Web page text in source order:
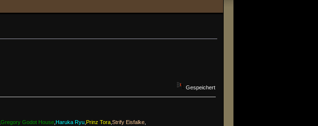
Gespeichert
Gregory Godot House, Haruka Ryu, Prinz Tora, Strify Eisfalke,